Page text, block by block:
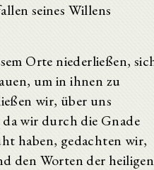
seines Willens
Orte niederließen,
um in ihnen zu
wir, über uns
da wir durch die Gnade
haben, gedachten wir,
den Worten der heiligen